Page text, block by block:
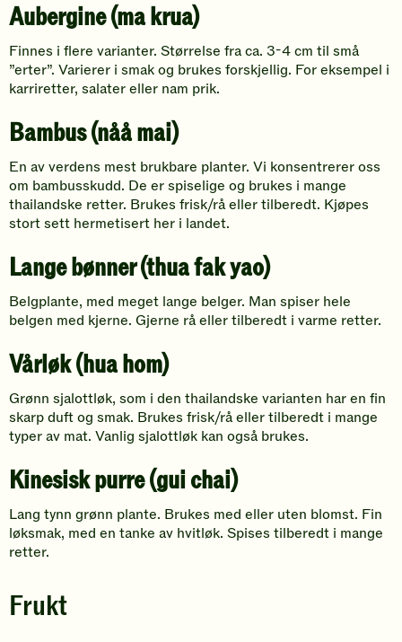
Aubergine (ma krua)
Finnes i flere varianter. Størrelse fra ca. 3-4 cm til små
”erter”. Varierer i smak og brukes forskjellig. For eksempel i
karriretter, salater eller nam prik.
Bambus (nåå mai)
En av verdens mest brukbare planter. Vi konsentrerer oss
om bambusskudd. De er spiselige og brukes i mange
thailandske retter. Brukes frisk/rå eller tilberedt. Kjøpes
stort sett hermetisert her i landet.
Lange bønner (thua fak yao)
Belgplante, med meget lange belger. Man spiser hele
belgen med kjerne. Gjerne rå eller tilberedt i varme retter.
Vårløk (hua hom)
Grønn sjalottløk, som i den thailandske varianten har en fin
skarp duft og smak. Brukes frisk/rå eller tilberedt i mange
typer av mat. Vanlig sjalottløk kan også brukes.
Kinesisk purre (gui chai)
Lang tynn grønn plante. Brukes med eller uten blomst. Fin
løksmak, med en tanke av hvitløk. Spises tilberedt i mange
retter.
Frukt